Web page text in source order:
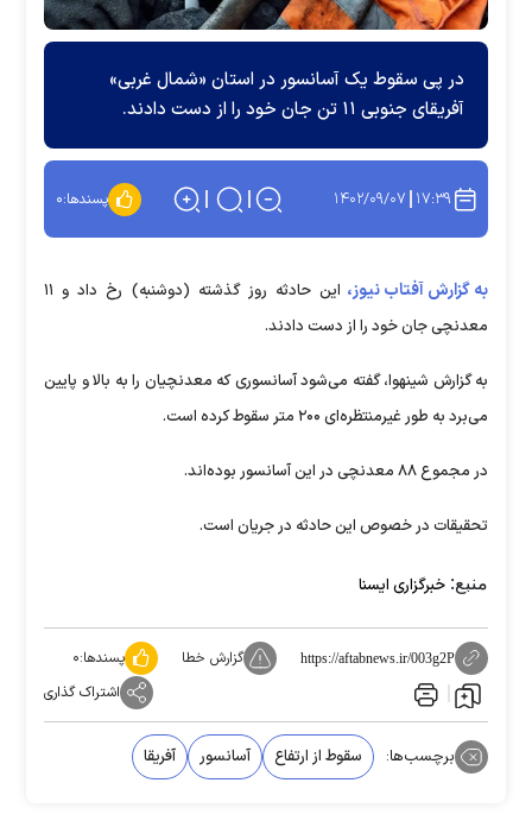
در پی سقوط یک آسانسور در استان «شمال غربی»
آفریقای جنوبی ۱۱ تن جان خود را از دست دادند.
۱۷:۳۹ ۱۴۰۲/۰۹/۰۷ پسندها:۰
به گزارش آفتاب نیوز،
این حادثه روز گذشته (دوشنبه) رخ داد و ۱۱
معدنچی جان خود را از دست دادند.
به گزارش شینهوا، گفته می‌شود آسانسوری که معدنچیان را به بالا و پایین
می‌برد به طور غیرمنتظره‌ای ۲۰۰ متر سقوط کرده است.
در مجموع ۸۸ معدنچی در این آسانسور بوده‌اند.
تحقیقات در خصوص این حادثه در جریان است.
منبع: خبرگزاری ایسنا
https://aftabnews.ir/003g2P گزارش خطا پسندها:۰
اشتراک گذاری
برچسب‌ها: سقوط از ارتفاع آسانسور آفریقا